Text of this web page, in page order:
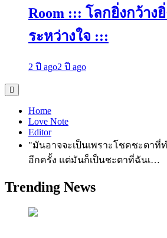
Room ::: โลกยิ่งกว้าง
ระหว่างใจ :::
2 ปี ago2 ปี ago
Home
Love Note
Editor
"มันอาจจะเป็นเพราะโชคชะตาที่
อีกครั้ง แต่มันก็เป็นชะตาที่ฉันเ…
Trending News